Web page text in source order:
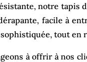
notre tapis
facile à
tout
à offrir à nos